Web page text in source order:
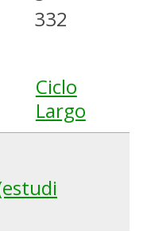
332
Ciclo
Largo